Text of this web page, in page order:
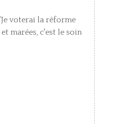
voterai la réforme
marées, c'est le soin